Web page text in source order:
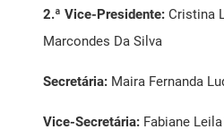
2.ª Vice-Presidente:Cristina
Marcondes Da Silva
Secretária: Maira Fernanda
Vice-Secretária: Fabiane